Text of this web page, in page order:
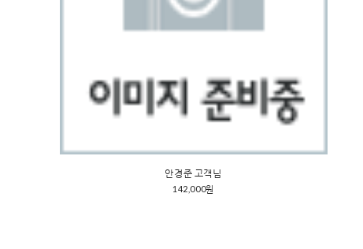
안경준 고객님
142,000원